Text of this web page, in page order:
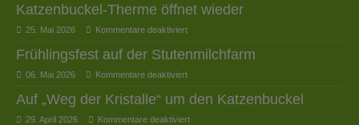
Katzenbuckel-Therme öffnet wieder
25. Mai 2026 Kommentare deaktiviert
Frühlingsfest auf der Stutenmilchfarm
06. Mai 2026 Kommentare deaktiviert
Auf „Weg der Kristalle“ um den Katzenbuckel
29. April 2026 Kommentare deaktiviert